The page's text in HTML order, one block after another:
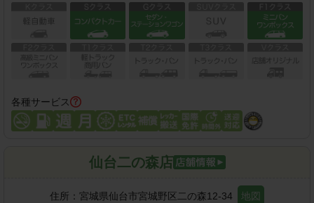
各種サービス
仙台二の森店
住所： 宮城県仙台市宮城野区二の森12-34 地図